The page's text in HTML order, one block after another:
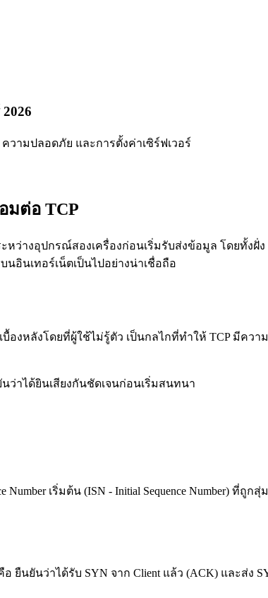
วามปลอดภัย และการตั้งค่าเซิร์ฟเวอร์
มต่อ TCP
หว่างอุปกรณ์สองเครื่องก่อนเริ่มรับส่งข้อมูล โดยทั้งฝั่
อินเทอร์เน็ตเป็นไปอย่างน่าเชื่อถือ
องหลังโดยที่ผู้ใช้ไม่รู้ตัว เป็นกลไกที่ทำให้ TCP มีคว
นว่าได้ยินเสียงกันชัดเจนก่อนเริ่มสนทนา
เริ่มต้น (ISN - Initial Sequence Number)
ยันว่าได้รับ SYN จาก Client แล้ว (ACK) และส่ง